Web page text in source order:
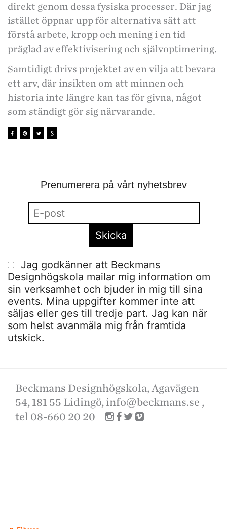
direkt genom dessa fysiska processer. Där jag
istället öppnar upp för alternativa sätt att
förstå arbete, kropp och mening i en tid
präglad av effektivisering och självoptimering.
Samtidigt drivs projektet av en vilja att bevara
ett arv, där insikten om att minnen och
historia inte längre kan tas för givna, något
som ständigt gör sig närvarande.
Prenumerera på vårt nyhetsbrev
Jag godkänner att Beckmans
Designhögskola mailar mig information om
sin verksamhet och bjuder in mig till sina
events. Mina uppgifter kommer inte att
säljas eller ges till tredje part. Jag kan när
som helst avanmäla mig från framtida
utskick.
Beckmans Designhögskola, Agavägen
54, 181 55 Lidingö, info@beckmans.se ,
tel 08-660 20 20